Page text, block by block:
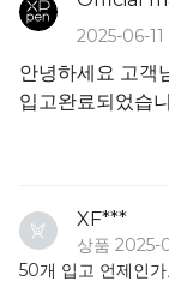
2025-06-11
안녕하세요 고객
입고완료되었습
XF***
상품 2025-
50개 입고 언제인